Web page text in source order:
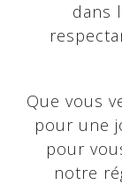
dans
Que vous
pour une
pour
notre